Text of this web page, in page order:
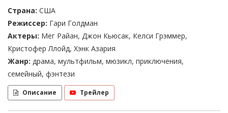
Страна: США
Режиссер: Гари Голдман
Актеры: Мег Райан, Джон Кьюсак, Келси Грэммер,
Кристофер Ллойд, Хэнк Азария
Жанр: драма, мультфильм, мюзикл, приключения,
семейный, фэнтези
Описание Трейлер